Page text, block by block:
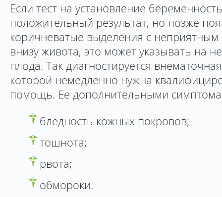
Если тест на установление
положительный результат, но позже
коричневатые выделения с
внизу живота, это может указывать на
плода. Так диагностируется
которой немедленно нужна
помощь. Ее дополнительными
бледность кожных покровов;
тошнота;
рвота;
обмороки.